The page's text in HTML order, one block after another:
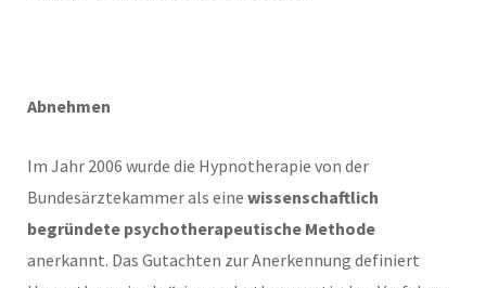
Abnehmen
Im Jahr 2006 wurde die Hypnotherapie von der
Bundesärztekammer als eine wissenschaftlich
begründete psychotherapeutische Methode
anerkannt. Das Gutachten zur Anerkennung definiert